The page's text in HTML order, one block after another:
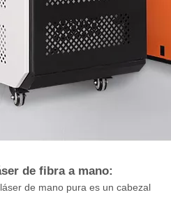
de fibra a mano:
de mano pura es un cabezal